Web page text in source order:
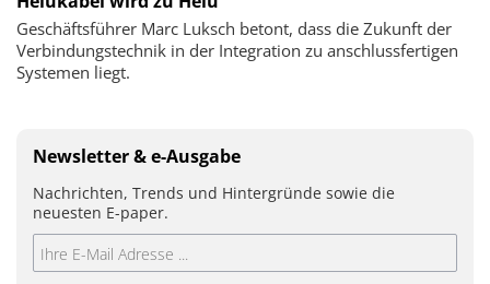
Geschäftsführer Marc Luksch betont, dass die Zukunft der
Verbindungstechnik in der Integration zu anschlussfertigen
Systemen liegt.
Newsletter & e-Ausgabe
Nachrichten, Trends und Hintergründe sowie die
neuesten E-paper.